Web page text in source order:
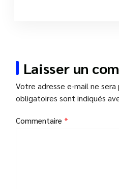
Laisser un
Votre adresse e-mail ne sera
obligatoires sont indiqués
Commentaire *